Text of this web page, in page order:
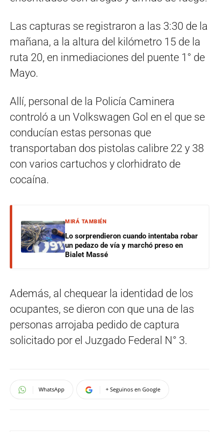
Las capturas se registraron a las 3:30 de la
mañana, a la altura del kilómetro 15 de la
ruta 20, en inmediaciones del puente 1° de
Mayo.
Allí, personal de la Policía Caminera
controló a un Volkswagen Gol en el que se
conducían estas personas que
transportaban dos pistolas calibre 22 y 38
con varios cartuchos y clorhidrato de
cocaína.
MIRÁ TAMBIÉN
Lo sorprendieron cuando intentaba robar
un pedazo de vía y marchó preso en
Bialet Massé
Además, al chequear la identidad de los
ocupantes, se dieron con que una de las
personas arrojaba pedido de captura
solicitado por el Juzgado Federal N° 3.
WhatsApp + Seguinos en Google